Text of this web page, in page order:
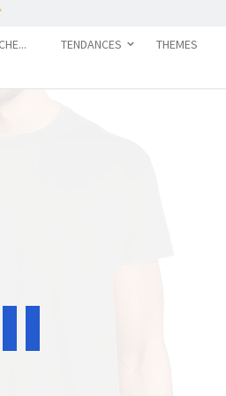
TENDANCES THEMES